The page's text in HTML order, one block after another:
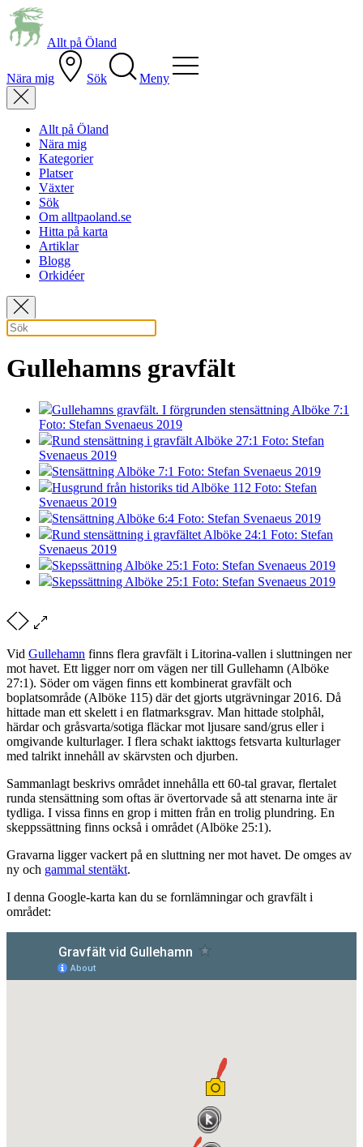
Allt på Öland
Nära mig Sök Meny
Allt på Öland
Nära mig
Kategorier
Platser
Växter
Sök
Om alltpaoland.se
Hitta på karta
Artiklar
Blogg
Orkidéer
Gullehamns gravfält
Gullehamns gravfält. I förgrunden stensättning Alböke 7:1
Foto: Stefan Svenaeus 2019
Rund stensättning i gravfält Alböke 27:1 Foto: Stefan
Svenaeus 2019
Stensättning Alböke 7:1 Foto: Stefan Svenaeus 2019
Husgrund från historiks tid Alböke 112 Foto: Stefan
Svenaeus 2019
Stensättning Alböke 6:4 Foto: Stefan Svenaeus 2019
Rund stensättning i gravfältet Alböke 24:1 Foto: Stefan
Svenaeus 2019
Skepssättning Alböke 25:1 Foto: Stefan Svenaeus 2019
Skepssättning Alböke 25:1 Foto: Stefan Svenaeus 2019
Vid Gullehamn finns flera gravfält i Litorina-vallen i sluttningen ner
mot havet. Ett ligger norr om vägen ner till Gullehamn (Alböke
27:1). Söder om vägen finns ett kombinerat gravfält och
boplatsområde (Alböke 115) där det gjorts utgrävningar 2016. Då
hittade man ett skelett i en flatmarksgrav. Man hittade stolphål,
härdar och gråsvarta/sotiga fläckar mot ljusare sand/grus eller i
omgivande kulturlager. I flera schakt iakttogs fetsvarta kulturlager
med talrikt innehåll av skärvsten och djurben.
Sammanlagt beskrivs området innehålla ett 60-tal gravar, flertalet
runda stensättning som oftas är övertorvade så att stenarna inte är
tydliga. I vissa finns en grop i mitten från en trolig plundring. En
skeppssättning finns också i området (Alböke 25:1).
Gravarna ligger vackert på en sluttning ner mot havet. De omges av
ny och gammal stentäkt.
I denna Google-karta kan du se fornlämningar och gravfält i
området: